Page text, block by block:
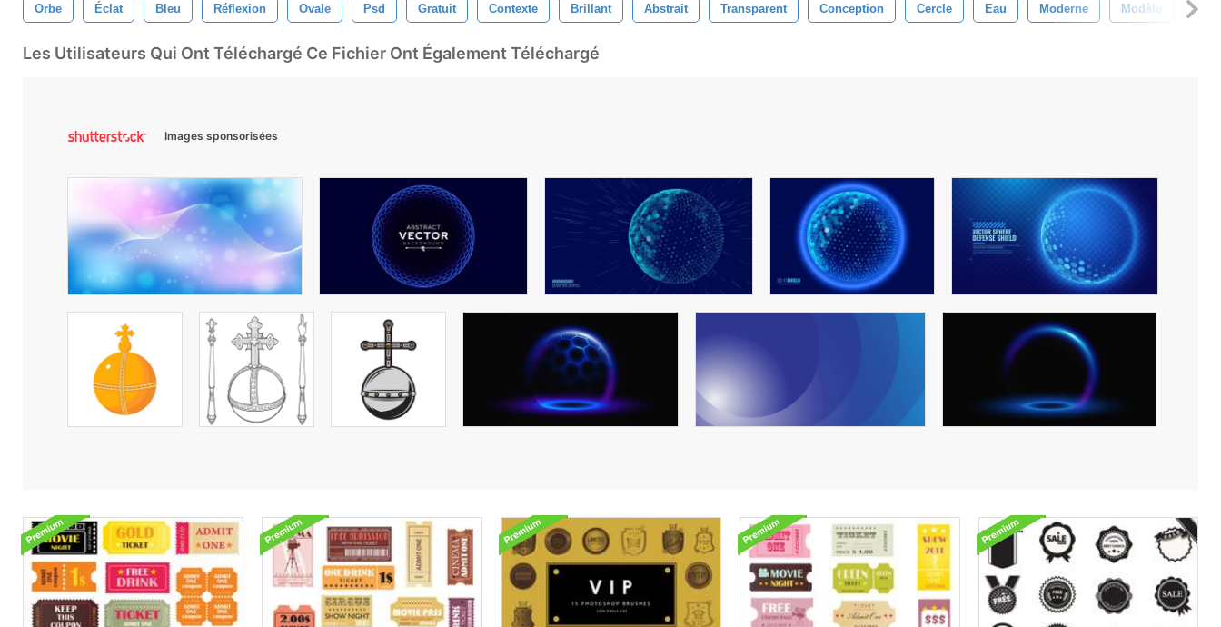
Orbe Éclat Bleu Réflexion Ovale Psd Gratuit Contexte Brillant Abstrait Transparent Conception Cercle Eau Moderne Modèle
Les Utilisateurs Qui Ont Téléchargé Ce Fichier Ont Également Téléchargé
Images sponsorisées